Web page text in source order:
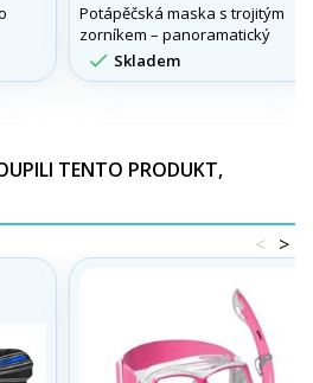
Potápěčská maska s trojitým
zorníkem – panoramatický
výhled
 Skladem
TENTO PRODUKT,
>
<